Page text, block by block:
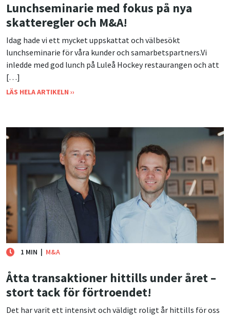
Lunchseminarie med fokus på nya
skatteregler och M&A!
Idag hade vi ett mycket uppskattat och välbesökt
lunchseminarie för våra kunder och samarbetspartners.Vi
inledde med god lunch på Luleå Hockey restaurangen och att
[…]
LÄS HELA ARTIKELN ››
1 MIN M&A
Åtta transaktioner hittills under året –
stort tack för förtroendet!
Det har varit ett intensivt och väldigt roligt år hittills för oss